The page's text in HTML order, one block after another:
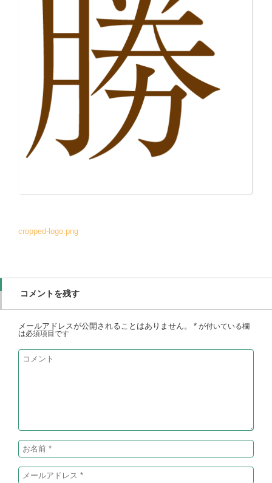
cropped-logo.png
コメントを残す
メールアドレスが公開されることはありません。 * が付いている欄
は必須項目です